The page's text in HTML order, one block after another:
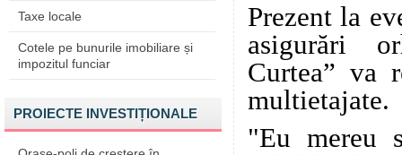
Taxe locale
Cotele pe bunurile imobiliare și
impozitul funciar
PROIECTE INVESTIȚIONALE
Prezent la
asigurări
Curtea” va
multietajate.
"Eu mereu